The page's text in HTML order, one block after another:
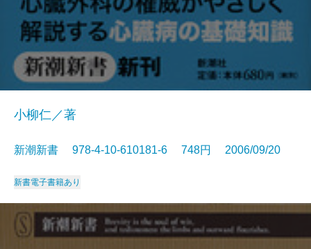
小柳仁／著
新潮新書 978-4-10-610181-6 748円 2006/09/20
新書電子書籍あり